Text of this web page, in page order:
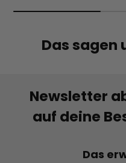
Das sagen
Newsletter
auf deine
Das